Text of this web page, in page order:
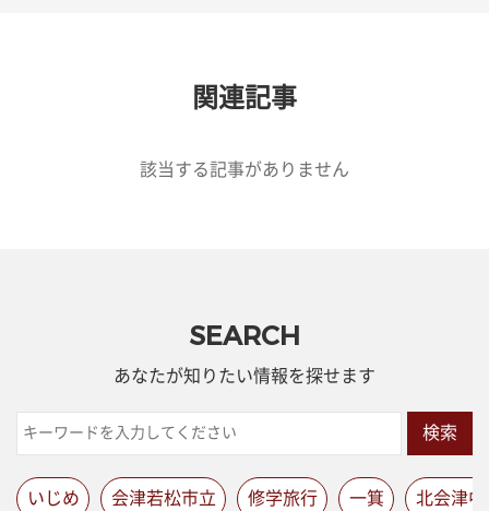
関連記事
該当する記事がありません
SEARCH
あなたが知りたい情報を探せます
検索
いじめ 会津若松市立 修学旅行 一箕 北会津中